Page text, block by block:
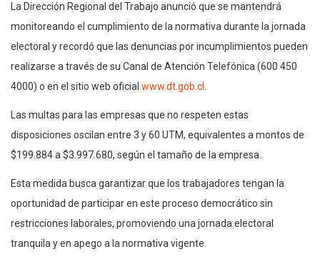
La Dirección Regional del Trabajo anunció que se mantendrá
monitoreando el cumplimiento de la normativa durante la jornada
electoral y recordó que las denuncias por incumplimientos pueden
realizarse a través de su Canal de Atención Telefónica (600 450
4000) o en el sitio web oficial www.dt.gob.cl
Las multas para las empresas que no respeten estas
disposiciones oscilan entre 3 y 60 UTM, equivalentes a montos de
$199.884 a $3.997.680, según el tamaño de la empresa.
Esta medida busca garantizar que los trabajadores tengan la
oportunidad de participar en este proceso democrático sin
restricciones laborales, promoviendo una jornada electoral
tranquila y en apego a la normativa vigente.